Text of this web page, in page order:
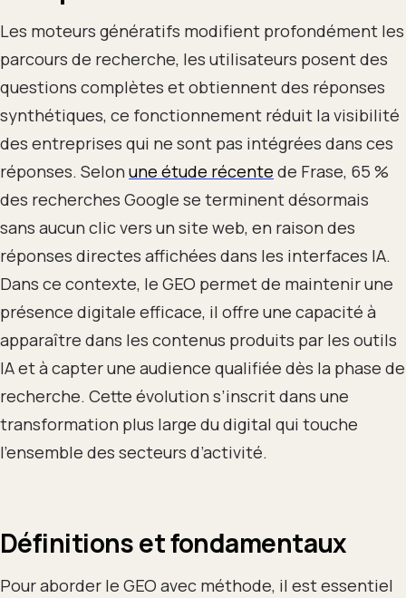
Les moteurs génératifs modifient profondément les
parcours de recherche, les utilisateurs posent des
questions complètes et obtiennent des réponses
synthétiques, ce fonctionnement réduit la visibilité
des entreprises qui ne sont pas intégrées dans ces
réponses. Selon une étude récente de Frase, 65 %
des recherches Google se terminent désormais
sans aucun clic vers un site web, en raison des
réponses directes affichées dans les interfaces IA.
Dans ce contexte, le GEO permet de maintenir une
présence digitale efficace, il offre une capacité à
apparaître dans les contenus produits par les outils
IA et à capter une audience qualifiée dès la phase de
recherche. Cette évolution s’inscrit dans une
transformation plus large du digital qui touche
l’ensemble des secteurs d’activité.
Définitions et fondamentaux
Pour aborder le GEO avec méthode, il est essentiel